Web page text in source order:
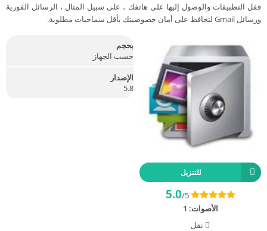
قفل التطبيقات والوصول إليها على هاتفك ، على سبيل المثال ، الرسائل الفورية
ورسائل Gmail لتحافظ على أمان خصوصيتك بأقل سماحيات مطلوبة.
للتنزيل
5.0/5
الأصوات: 1
نقل
بحجم
حسب الجهاز
الإصدار
5.8